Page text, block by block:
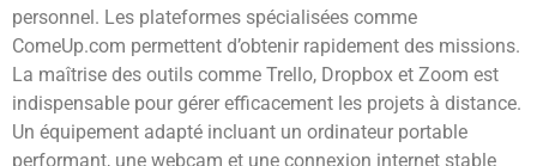
personnel. Les plateformes spécialisées comme
ComeUp.com permettent d’obtenir rapidement des missions.
La maîtrise des outils comme Trello, Dropbox et Zoom est
indispensable pour gérer efficacement les projets à distance.
Un équipement adapté incluant un ordinateur portable
performant, une webcam et une connexion internet stable